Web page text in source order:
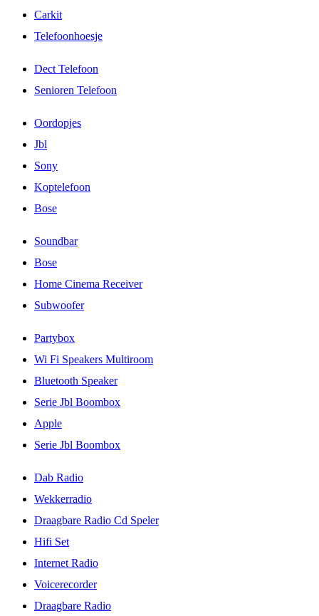
Carkit
Telefoonhoesje
Dect Telefoon
Senioren Telefoon
Oordopjes
Jbl
Sony
Koptelefoon
Bose
Soundbar
Bose
Home Cinema Receiver
Subwoofer
Partybox
Wi Fi Speakers Multiroom
Bluetooth Speaker
Serie Jbl Boombox
Apple
Serie Jbl Boombox
Dab Radio
Wekkerradio
Draagbare Radio Cd Speler
Hifi Set
Internet Radio
Voicerecorder
Draagbare Radio